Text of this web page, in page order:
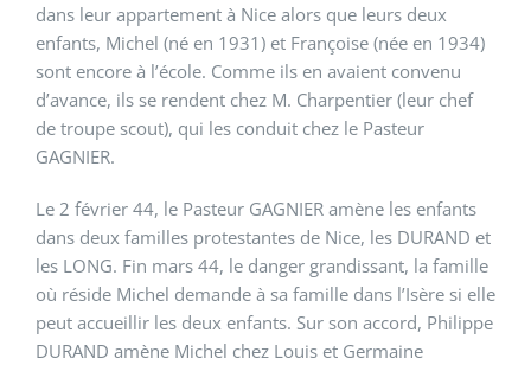
dans leur appartement à Nice alors que leurs deux
enfants, Michel (né en 1931) et Françoise (née en 1934)
sont encore à l’école. Comme ils en avaient convenu
d’avance, ils se rendent chez M. Charpentier (leur chef
de troupe scout), qui les conduit chez le Pasteur
GAGNIER.
Le 2 février 44, le Pasteur GAGNIER amène les enfants
dans deux familles protestantes de Nice, les DURAND et
les LONG. Fin mars 44, le danger grandissant, la famille
où réside Michel demande à sa famille dans l’Isère si elle
peut accueillir les deux enfants. Sur son accord, Philippe
DURAND amène Michel chez Louis et Germaine